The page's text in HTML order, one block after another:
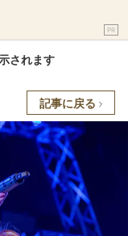
PR
されます
記事に戻る